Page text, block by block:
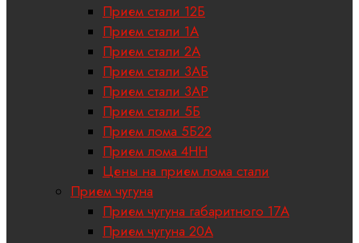
Прием стали 12Б
Прием стали 1А
Прием стали 2А
Прием стали 3АБ
Прием стали 3АР
Прием стали 5Б
Прием лома 5Б22
Прием лома 4НН
Цены на прием лома стали
Прием чугуна
Прием чугуна габаритного 17A
Прием чугуна 20А